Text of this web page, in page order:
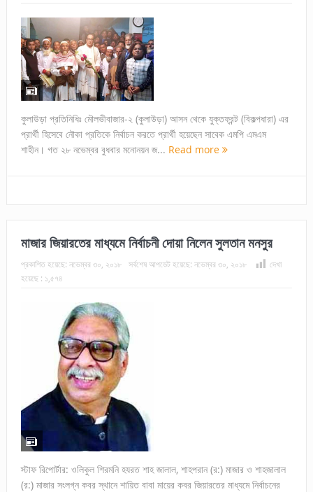
কুলাউড়া প্রতিনিধিঃ মৌলভীবাজার-২ (কুলাউড়া) আসন থেকে যুক্তফ্রন্ট (বিকল্পধারা) এর
প্রার্থী হিসেবে নৌকা প্রতিকে নির্বাচন করতে প্রার্থী হয়েছেন সাবেক এমপি এমএম
শাহীন। গত ২৮ নভেম্বর বুধবার মনোনয়ন জ... Read more
মাজার জিয়ারতের মাধ্যমে নির্বাচনী দোয়া নিলেন সুলতান মনসুর
প্রকাশিত হয়েছে: নভেম্বর ৩০, ২০১৮ সর্বশেষ আপডেট হয়েছে: নভেম্বর ৩০, ২০১৮
দেখা
হয়েছে : ১,৫৭৪
স্টাফ রিপোর্টার: ওলিকুল শিরমনি হযরত শাহ জালাল, শাহপরান (র:) মাজার ও শাহজালাল
(র:) মাজার সংলগ্ন কবর স্থানে শায়িত বাবা মায়ের কবর জিয়ারতের মাধ্যমে নির্বাচনের